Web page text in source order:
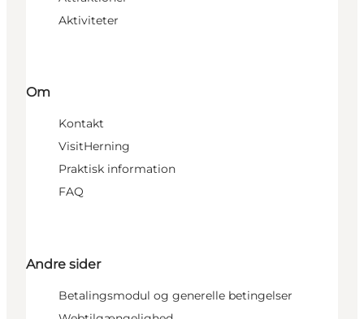
Aktiviteter
Om
Kontakt
VisitHerning
Praktisk information
FAQ
Andre sider
Betalingsmodul og generelle betingelser